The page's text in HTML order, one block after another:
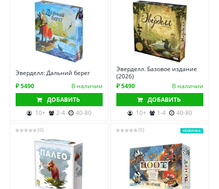
Эверделл: Дальний берег
₽ 5490
В наличии
ДОБАВИТЬ
10+
2-4 40-80
Эверделл. Базовое издание
(2026)
₽ 5490
В наличии
ДОБАВИТЬ
10+
1-4 40-80
(0) (0) НОВИНКА